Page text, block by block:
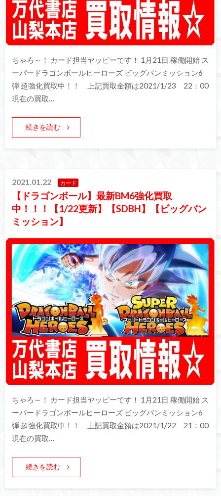
ちゃろ～！ カード担当ヤッピーです！ 1月21日 稼働開始 ス
ーパードラゴンボールヒーローズ ビッグバンミッション6
弾 超強化買取中！！ 上記買取金額は2021/1/23 22：00
現在の買取…
続きを読む
2021.01.22 カード
【ドラゴンボール】最新BM6強化買取
中！！！【1/22更新】【SDBH】【ビッグバン
ミッション】
ちゃろ～！ カード担当ヤッピーです！ 1月21日 稼働開始 ス
ーパードラゴンボールヒーローズ ビッグバンミッション6
弾 超強化買取中！！ 上記買取金額は2021/1/22 21：00
現在の買取…
続きを読む